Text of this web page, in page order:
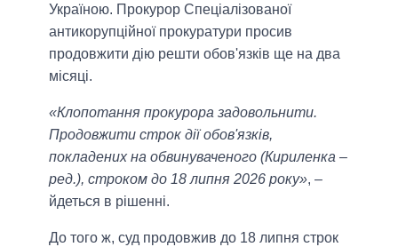
Україною. Прокурор Спеціалізованої
антикорупційної прокуратури просив
продовжити дію решти обов'язків ще на два
місяці.
«Клопотання прокурора задовольнити.
Продовжити строк дії обов'язків,
покладених на обвинуваченого (Кириленка –
ред.), строком до 18 липня 2026 року», –
йдеться в рішенні.
До того ж, суд продовжив до 18 липня строк